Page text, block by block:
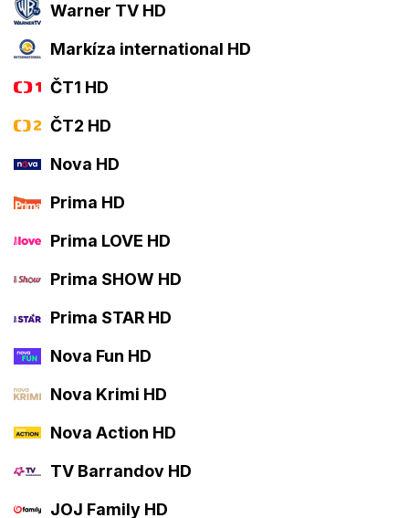
Warner TV HD
Markíza international HD
ČT1 HD
ČT2 HD
Nova HD
Prima HD
Prima LOVE HD
Prima SHOW HD
Prima STAR HD
Nova Fun HD
Nova Krimi HD
Nova Action HD
TV Barrandov HD
JOJ Family HD